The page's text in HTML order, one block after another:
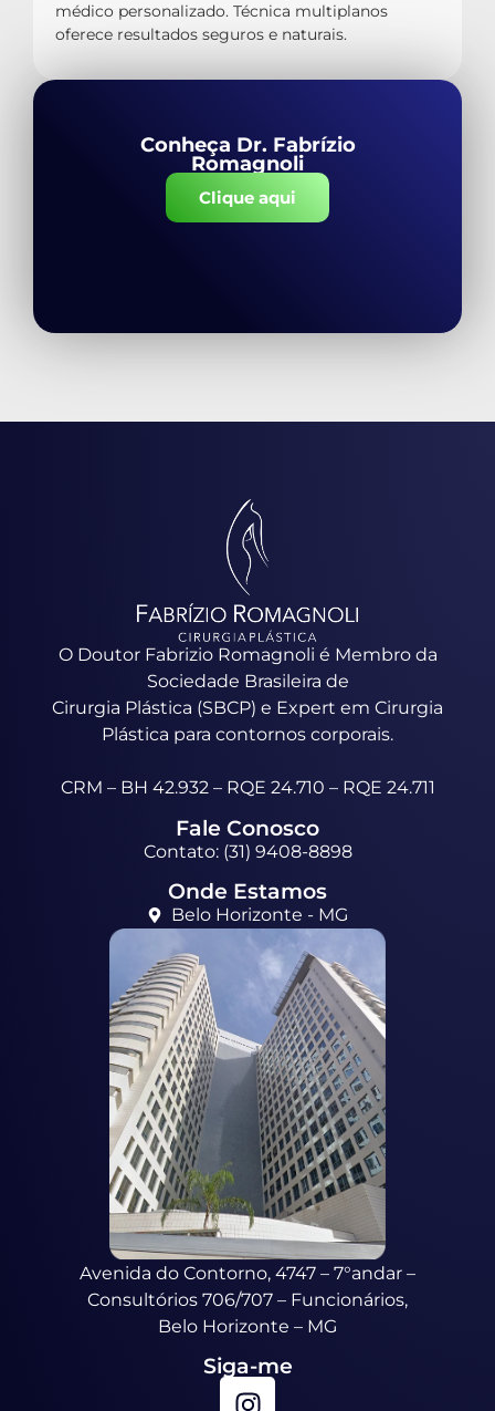
médico personalizado. Técnica multiplanos
oferece resultados seguros e naturais.
Conheça Dr. Fabrízio
Romagnoli
Clique aqui
O Doutor Fabrizio Romagnoli é Membro da
Sociedade Brasileira de
Cirurgia Plástica (SBCP) e Expert em Cirurgia
Plástica para contornos corporais.
CRM – BH 42.932 – RQE 24.710 – RQE 24.711
Fale Conosco
Contato: (31) 9408-8898
Onde Estamos
Belo Horizonte - MG
Avenida do Contorno, 4747 – 7°andar –
Consultórios 706/707 – Funcionários,
Belo Horizonte – MG
Siga-me